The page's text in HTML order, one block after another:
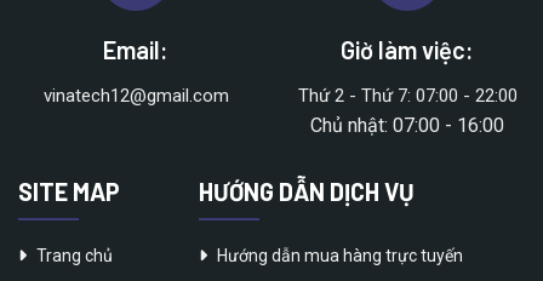
Email:
vinatech12@gmail.com
Giờ làm việc:
Thứ 2 - Thứ 7: 07:00 - 22:00
Chủ nhật: 07:00 - 16:00
SITE MAP
Trang chủ
HƯỚNG DẪN DỊCH VỤ
Hướng dẫn mua hàng trực tuyến